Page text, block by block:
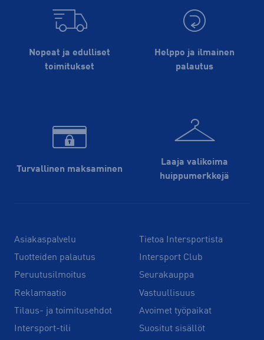
Nopeat ja edulliset
toimitukset
Helppo ja ilmainen
palautus
Turvallinen maksaminen
Laaja valikoima
huippu­merkkejä
Asiakaspalvelu
Tuotteiden palautus
Peruutusilmoitus
Reklamaatio
Tilaus- ja toimitusehdot
Intersport-tili
Tietoa Intersportista
Intersport Club
Seurakauppa
Vastuullisuus
Avoimet työpaikat
Suositut sisällöt